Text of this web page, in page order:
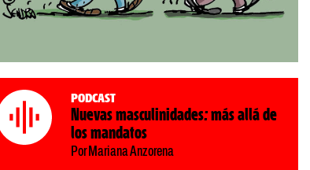
Podcast
Nuevas masculinidades: más allá de
los mandatos
Por Mariana Anzorena